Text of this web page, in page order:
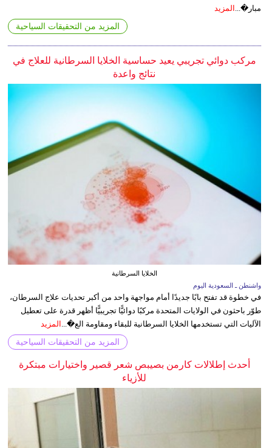
مبار�...
المزيد
المزيد من التحقيقات السياحية
مركب دوائي تجريبي يعيد حساسية الخلايا السرطانية للعلاج في
نتائج واعدة
الخلايا السرطانية
واشنطن ـ السعودية اليوم
في خطوة قد تفتح بابًا جديدًا أمام مواجهة واحد من أكبر تحديات علاج السرطان،
طوّر باحثون في الولايات المتحدة مركبًا دوائيًّا تجريبيًّا أظهر قدرة على تعطيل
الآليات التي تستخدمها الخلايا السرطانية للبقاء ومقاومة الع�... المزيد
المزيد من التحقيقات السياحية
أحدث إطلالات كارمن بصيبص شعر قصير واختيارات مبتكرة
للأزياء